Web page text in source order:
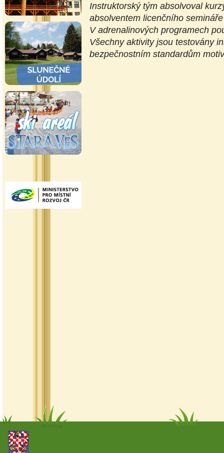
Instruktorskýtým absolvoval
absolventem licenčního
V adrenalinových programech
Všechny aktivity jsou testovány
bezpečnostním standardům